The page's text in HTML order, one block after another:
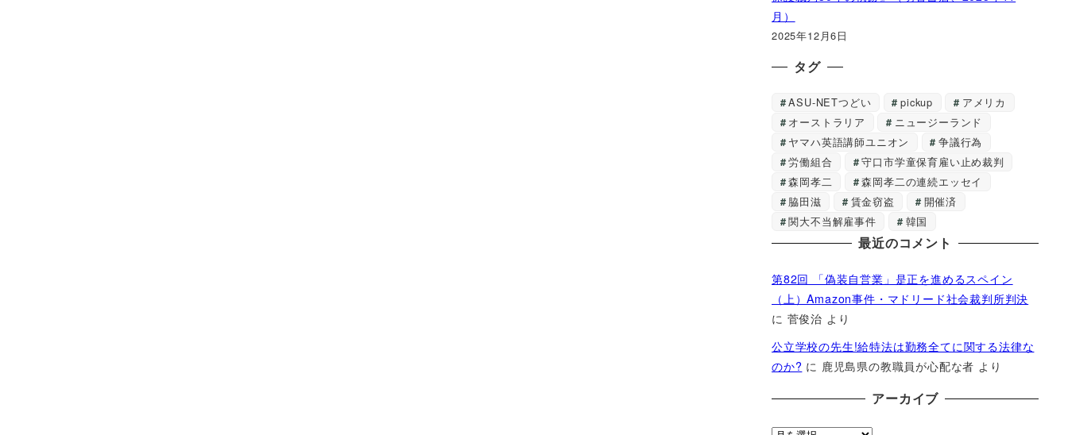
月）
2025年12月6日
タグ
ASU-NETつどい pickup
アメリカ
オーストラリア
ニュージーランド
ヤマハ英語講師ユニオン
争議行為
労働組合
守口市学童保育雇い止め裁判
森岡孝二
森岡孝二の連続エッセイ
脇田滋
賃金窃盗
開催済
関大不当解雇事件
韓国
最近のコメント
第82回 「偽装自営業」是正を進めるスペイン
（上）Amazon事件・マドリード社会裁判所判決
に 菅俊治 より
公立学校の先生!給特法は勤務全てに関する法律な
のか? に 鹿児島県の教職員が心配な者 より
アーカイブ